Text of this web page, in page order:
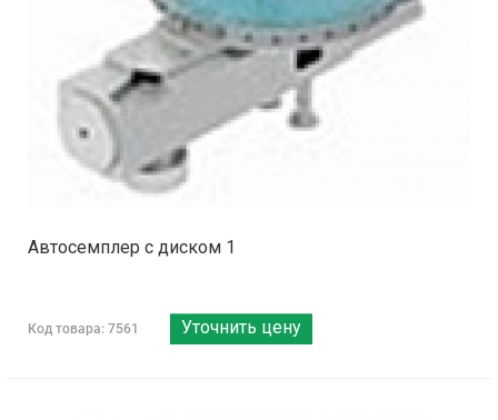
Автосемплер с диском 1
Код товара: 7561 Уточнить цену